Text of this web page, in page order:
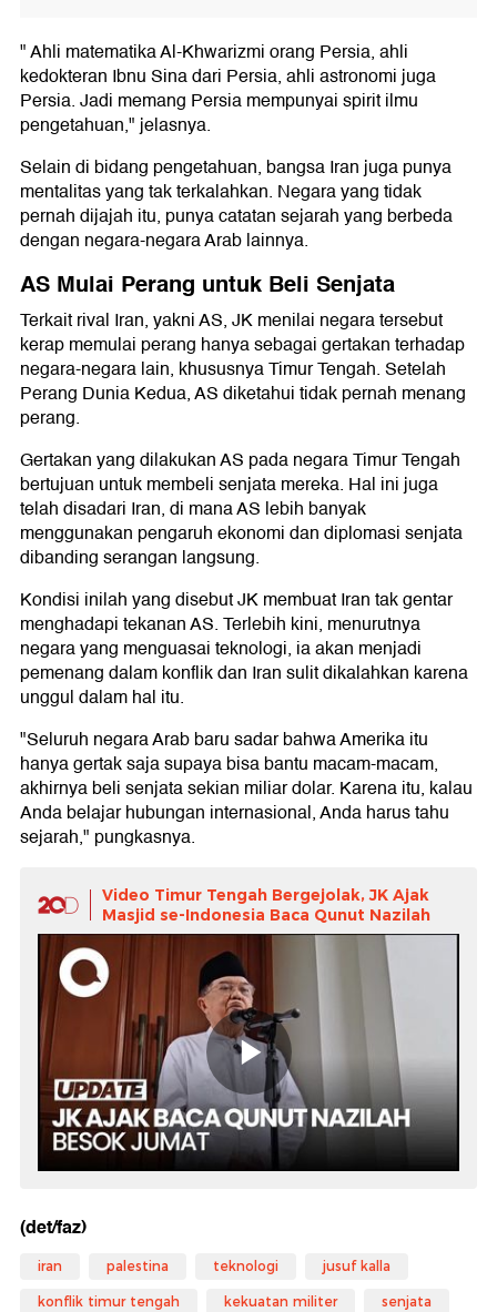
" Ahli matematika Al-Khwarizmi orang Persia, ahli
kedokteran Ibnu Sina dari Persia, ahli astronomi juga
Persia. Jadi memang Persia mempunyai spirit ilmu
pengetahuan," jelasnya.
Selain di bidang pengetahuan, bangsa Iran juga punya
mentalitas yang tak terkalahkan. Negara yang tidak
pernah dijajah itu, punya catatan sejarah yang berbeda
dengan negara-negara Arab lainnya.
AS Mulai Perang untuk Beli Senjata
Terkait rival Iran, yakni AS, JK menilai negara tersebut
kerap memulai perang hanya sebagai gertakan terhadap
negara-negara lain, khususnya Timur Tengah. Setelah
Perang Dunia Kedua, AS diketahui tidak pernah menang
perang.
Gertakan yang dilakukan AS pada negara Timur Tengah
bertujuan untuk membeli senjata mereka. Hal ini juga
telah disadari Iran, di mana AS lebih banyak
menggunakan pengaruh ekonomi dan diplomasi senjata
dibanding serangan langsung.
Kondisi inilah yang disebut JK membuat Iran tak gentar
menghadapi tekanan AS. Terlebih kini, menurutnya
negara yang menguasai teknologi, ia akan menjadi
pemenang dalam konflik dan Iran sulit dikalahkan karena
unggul dalam hal itu.
"Seluruh negara Arab baru sadar bahwa Amerika itu
hanya gertak saja supaya bisa bantu macam-macam,
akhirnya beli senjata sekian miliar dolar. Karena itu, kalau
Anda belajar hubungan internasional, Anda harus tahu
sejarah," pungkasnya.
Video Timur Tengah Bergejolak, JK Ajak
Masjid se-Indonesia Baca Qunut Nazilah
(det/faz)
iran palestina teknologi jusuf kalla
konflik timur tengah kekuatan militer senjata